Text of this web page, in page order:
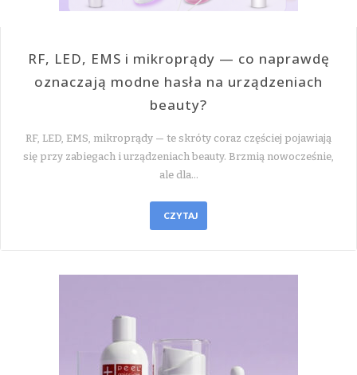
RF, LED, EMS i mikroprądy — co naprawdę
oznaczają modne hasła na urządzeniach
beauty?
RF, LED, EMS, mikroprądy — te skróty coraz częściej pojawiają
się przy zabiegach i urządzeniach beauty. Brzmią nowocześnie,
ale dla…
CZYTAJ